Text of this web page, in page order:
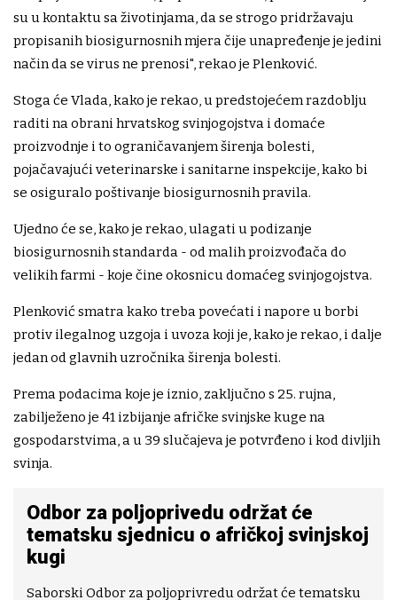
su u kontaktu sa životinjama, da se strogo pridržavaju
propisanih biosigurnosnih mjera čije unapređenje je jedini
način da se virus ne prenosi", rekao je Plenković.
Stoga će Vlada, kako je rekao, u predstojećem razdoblju
raditi na obrani hrvatskog svinjogojstva i domaće
proizvodnje i to ograničavanjem širenja bolesti,
pojačavajući veterinarske i sanitarne inspekcije, kako bi
se osiguralo poštivanje biosigurnosnih pravila.
Ujedno će se, kako je rekao, ulagati u podizanje
biosigurnosnih standarda - od malih proizvođača do
velikih farmi - koje čine okosnicu domaćeg svinjogojstva.
Plenković smatra kako treba povećati i napore u borbi
protiv ilegalnog uzgoja i uvoza koji je, kako je rekao, i dalje
jedan od glavnih uzročnika širenja bolesti.
Prema podacima koje je iznio, zaključno s 25. rujna,
zabilježeno je 41 izbijanje afričke svinjske kuge na
gospodarstvima, a u 39 slučajeva je potvrđeno i kod divljih
svinja.
Odbor za poljoprivedu održat će
tematsku sjednicu o afričkoj svinjskoj
kugi
Saborski Odbor za poljoprivredu održat će tematsku